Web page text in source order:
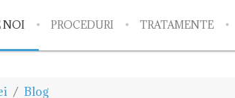
NOI PROCEDURI TRATAMENTE
Blog